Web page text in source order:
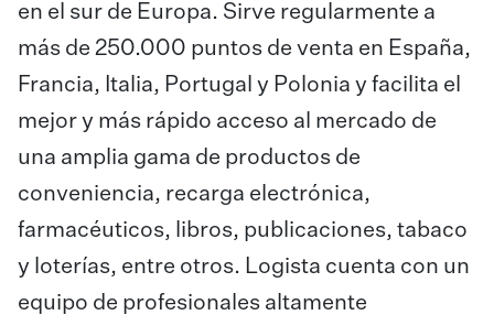
en el sur de Europa. Sirve regularmente a
más de 250.000 puntos de venta en España,
Francia, Italia, Portugal y Polonia y facilita el
mejor y más rápido acceso al mercado de
una amplia gama de productos de
conveniencia, recarga electrónica,
farmacéuticos, libros, publicaciones, tabaco
y loterías, entre otros. Logista cuenta con un
equipo de profesionales altamente